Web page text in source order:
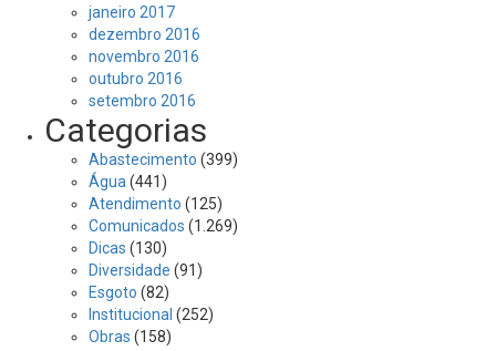
janeiro 2017
dezembro 2016
novembro 2016
outubro 2016
setembro 2016
Categorias
Abastecimento (399)
Água (441)
Atendimento (125)
Comunicados (1.269)
Dicas (130)
Diversidade (91)
Esgoto (82)
Institucional (252)
Obras (158)